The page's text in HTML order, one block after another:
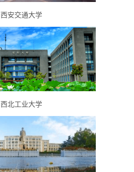
西安交通大学
西北工业大学